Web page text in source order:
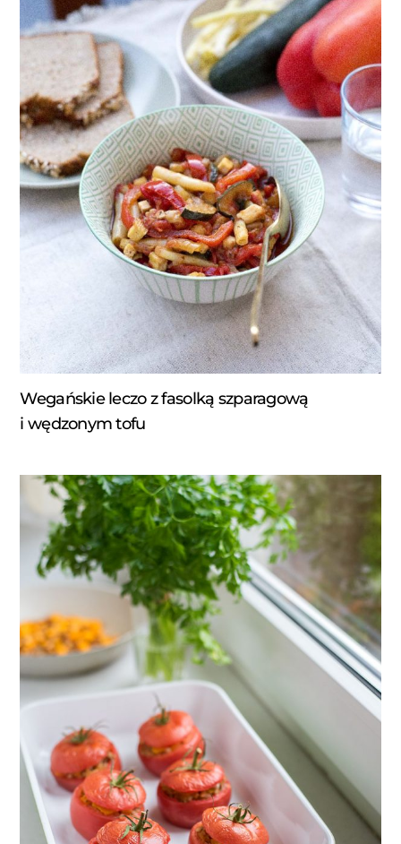
Wegańskie leczo z fasolką szparagową
i wędzonym tofu